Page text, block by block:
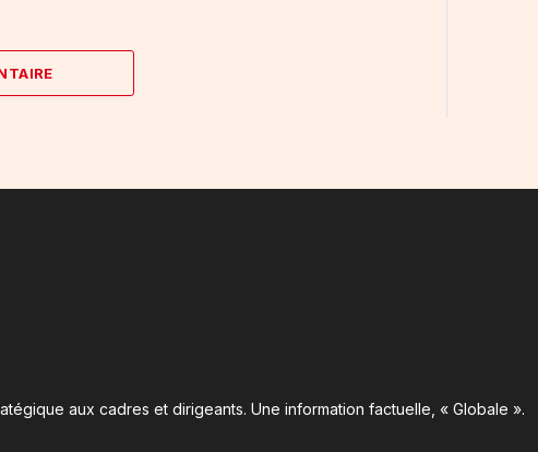
aux cadres et dirigeants. Une information factuelle, « Globale ».